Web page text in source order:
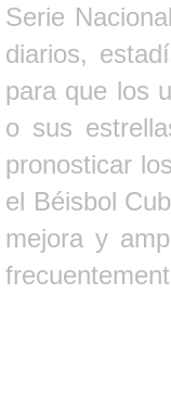
Serie
diarios,
para que los
o sus
pronosticar
el Béisbol
mejora y